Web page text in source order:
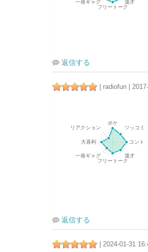
返信する
| radiofun |
返信する
| 2024-01-31